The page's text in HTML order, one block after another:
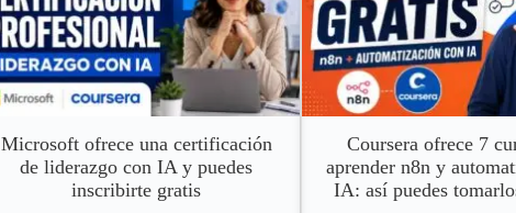
Microsoft ofrece una certificación
de liderazgo con IA y puedes
inscribirte gratis
Coursera ofrece 7
aprender n8n y
IA: así puedes